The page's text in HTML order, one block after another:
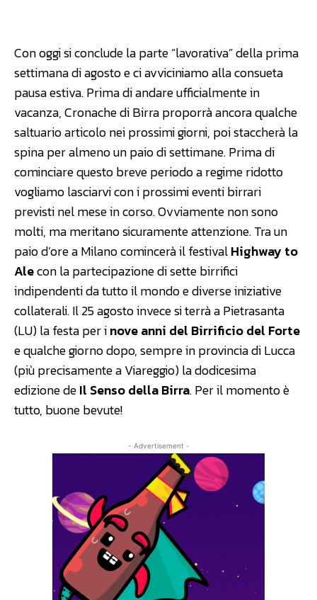
Con oggi si conclude la parte “lavorativa” della prima
settimana di agosto e ci avviciniamo alla consueta
pausa estiva. Prima di andare ufficialmente in
vacanza, Cronache di Birra proporrà ancora qualche
saltuario articolo nei prossimi giorni, poi staccherà la
spina per almeno un paio di settimane. Prima di
cominciare questo breve periodo a regime ridotto
vogliamo lasciarvi con i prossimi eventi birrari
previsti nel mese in corso. Ovviamente non sono
molti, ma meritano sicuramente attenzione. Tra un
paio d’ore a Milano comincerà il festivalHighway to
Alecon la partecipazione di sette birrifici
indipendenti da tutto il mondo e diverse iniziative
collaterali. Il 25 agosto invece si terrà a Pietrasanta
(LU) la festa per inove anni del Birrificio del Forte
e qualche giorno dopo, sempre in provincia di Lucca
(più precisamente a Viareggio) la dodicesima
edizione deIl Senso della Birra. Per il momento è
tutto, buone bevute!
- Advertisement -